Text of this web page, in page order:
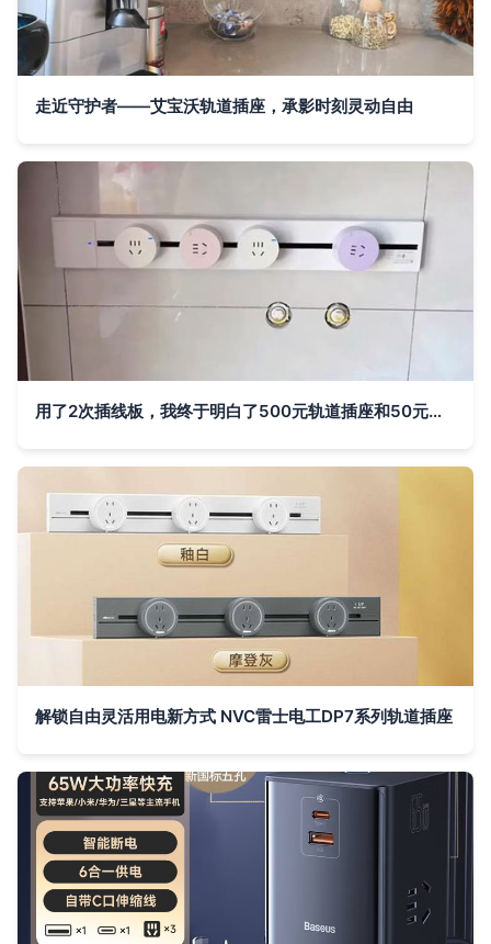
走近守护者——艾宝沃轨道插座，承影时刻灵动自由
用了2次插线板，我终于明白了500元轨道插座和50元面板插座的区别
解锁自由灵活用电新方式 NVC雷士电工DP7系列轨道插座